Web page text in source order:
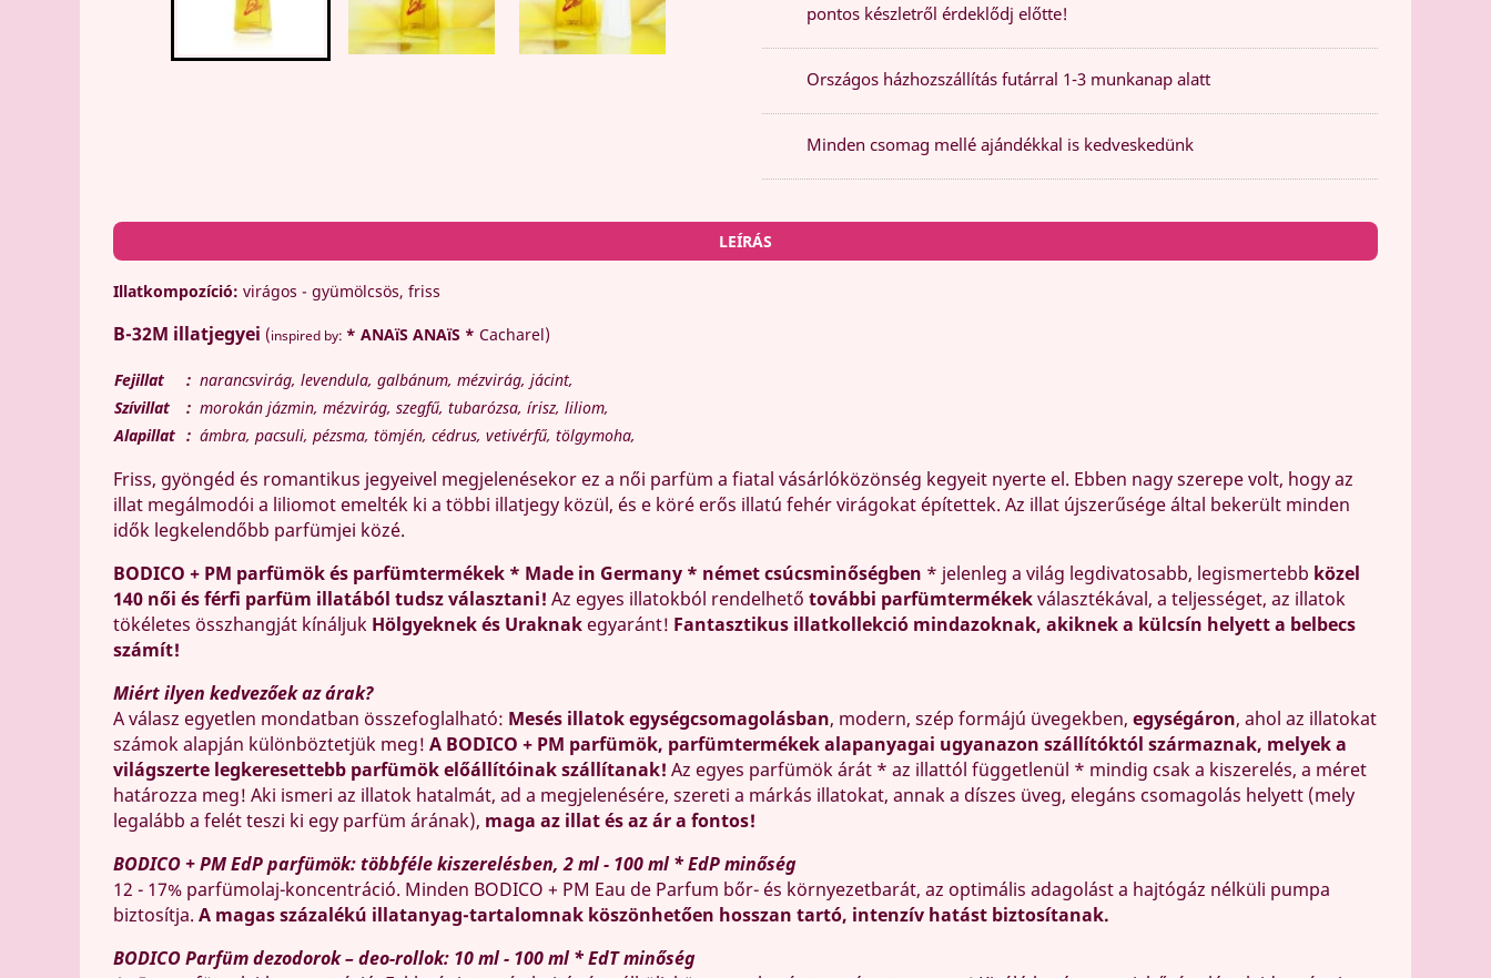
pontos készletről érdeklődj előtte!
Országos házhozszállítás futárral 1-3 munkanap alatt
Minden csomag mellé ajándékkal is kedveskedünk
LEÍRÁS
Illatkompozíció: virágos - gyümölcsös, friss
B-32M illatjegyei (inspired by: * ANAïS ANAïS * Cacharel)
Fejillat : narancsvirág, levendula, galbánum, mézvirág, jácint,
Szívillat
: morokán jázmin, mézvirág, szegfű, tubarózsa, írisz, liliom,
Alapillat : ámbra, pacsuli, pézsma, tömjén, cédrus, vetivérfű, tölgymoha,
Friss, gyöngéd és romantikus jegyeivel megjelenésekor ez a női parfüm a fiatal vásárlóközönség kegyeit nyerte el. Ebben nagy szerepe volt, hogy az
illat megálmodói a liliomot emelték ki a többi illatjegy közül, és e köré erős illatú fehér virágokat építettek. Az illat újszerűsége által bekerült minden
idők legkelendőbb parfümjei közé.
BODICO + PM parfümök és parfümtermékek * Made in Germany * német csúcsminőségben * jelenleg a világ legdivatosabb, legismertebb közel
140 női és férfi parfüm illatából tudsz választani! Az egyes illatokból rendelhető további parfümtermékekválasztékával, a teljességet, az illatok
tökéletes összhangját kínáljuk Hölgyeknek és Uraknak egyaránt! Fantasztikus illatkollekció mindazoknak, akiknek a külcsín helyett a belbecs
számít!
Miért ilyen kedvezőek az árak?
A válasz egyetlen mondatban összefoglalható: Mesés illatok egységcsomagolásban, modern, szép formájú üvegekben, egységáron, ahol az illatokat
számok alapján különböztetjük meg! A BODICO + PM parfümök, parfümtermékek alapanyagai ugyanazon szállítóktól származnak, melyek a
világszerte legkeresettebb parfümök előállítóinak szállítanak! Az egyes parfümök árát * az illattól függetlenül * mindig csak a kiszerelés, a méret
határozza meg! Aki ismeri az illatok hatalmát, ad a megjelenésére, szereti a márkás illatokat, annak a díszes üveg, elegáns csomagolás helyett (mely
legalább a felét teszi ki egy parfüm árának), maga az illat és az ár a fontos!
BODICO + PM EdP parfümök: többféle kiszerelésben, 2 ml - 100 ml * EdP minőség
12 - 17% parfümolaj-koncentráció. Minden BODICO + PM Eau de Parfum bőr- és környezetbarát, az optimális adagolást a hajtógáz nélküli pumpa
biztosítja. A magas százalékú illatanyag-tartalomnak köszönhetően hosszan tartó, intenzív hatást biztosítanak.
BODICO Parfüm dezodorok – deo-rollok: 10 ml - 100 ml * EdT minőség